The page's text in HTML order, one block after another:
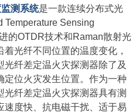
测系统是一款连续分布式光
Temperature Sensing
的OTDR技术和Raman散射光
光纤不同位置的温度变化，
纤差定温火灾探测器除了及
定位火灾发生位置。作为一种
纤差定温火灾探测器具有测
速度快、抗电磁干扰、适于易